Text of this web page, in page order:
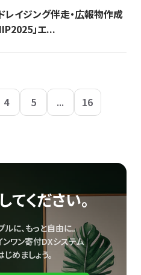
イジング伴走・広報物作成
」エ...
4 5 ... 16
てください。
に、もっと自由に。
ワン寄付DXシステム
めましょう。